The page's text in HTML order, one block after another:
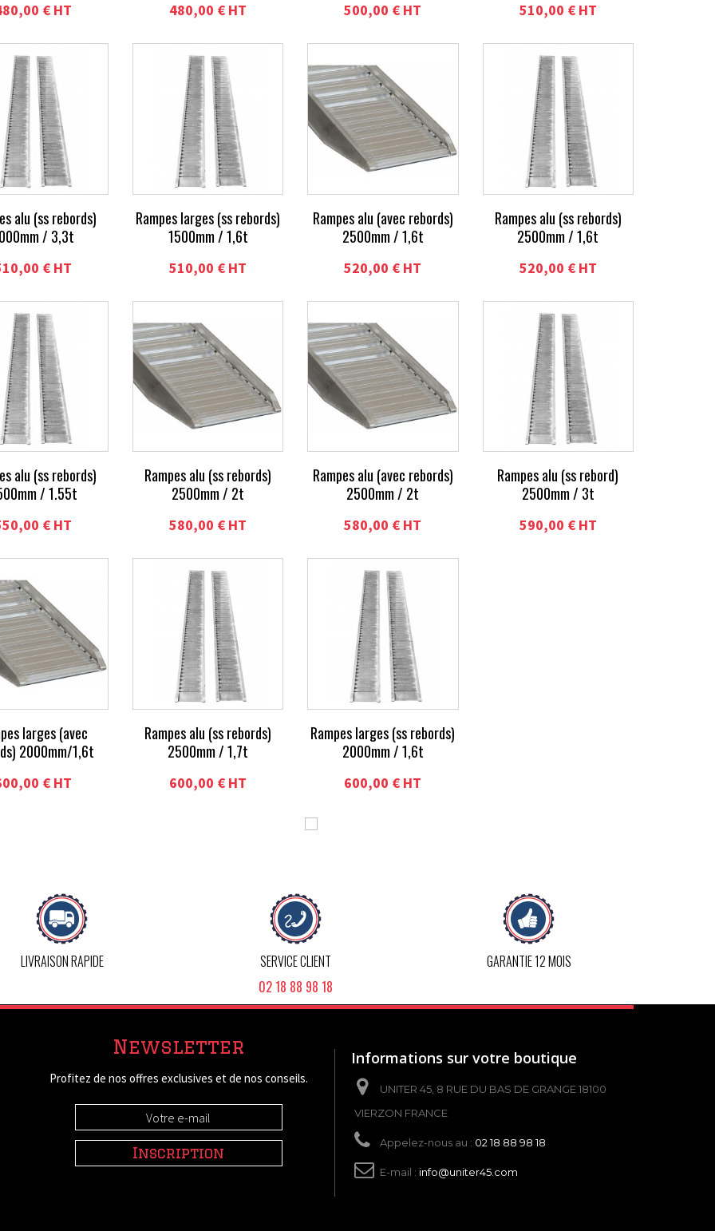
€ HT 480,00 € HT 500,00 € HT 510,00 € HT
alu (ss rebords)
/ 3,3t
€ HT
Rampes larges (ss rebords)
1500mm / 1,6t
510,00 € HT
Rampes alu (avec rebords)
2500mm / 1,6t
520,00 € HT
Rampes alu (ss rebords)
2500mm / 1,6t
520,00 € HT
alu (ss rebords)
/ 1.55t
€ HT
Rampes alu (ss rebords)
2500mm / 2t
580,00 € HT
Rampes alu (avec rebords)
2500mm / 2t
580,00 € HT
Rampes alu (ss rebord)
2500mm / 3t
590,00 € HT
larges (avec
2000mm/1,6t
€ HT
Rampes alu (ss rebords)
2500mm / 1,7t
600,00 € HT
Rampes larges (ss rebords)
2000mm / 1,6t
600,00 € HT
LIVRAISON RAPIDE
SERVICE CLIENT
02 18 88 98 18
GARANTIE 12 MOIS
Newsletter
Profitez de nos offres exclusives et de nos conseils.
Inscription
Informations sur votre boutique
UNITER 45, 8 RUE DU BAS DE GRANGE 18100
VIERZON FRANCE
Appelez-nous au : 02 18 88 98 18
E-mail : info@uniter45.com